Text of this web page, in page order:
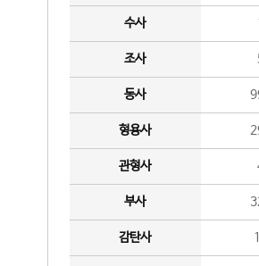
수사
조사
동사
형용사
관형사
부사
감탄사